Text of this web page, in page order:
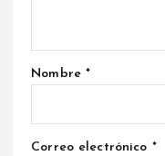
Nombre*
Correo electrónico *